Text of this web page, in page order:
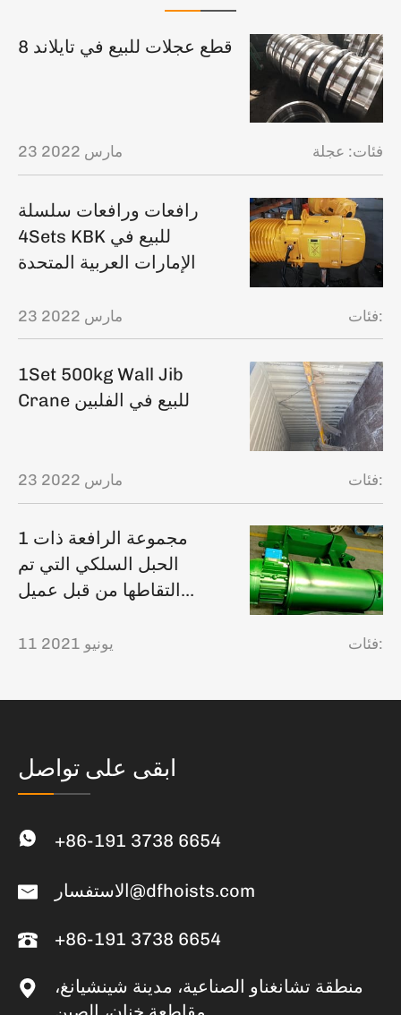
8 قطع عجلات للبيع في تايلاند
23 مارس 2022 فئات: عجلة
رافعات ورافعات سلسلة
4Sets KBK للبيع في
الإمارات العربية المتحدة
23 مارس 2022 فئات:
1Set 500kg Wall Jib
Crane للبيع في الفلبين
23 مارس 2022 فئات:
1 مجموعة الرافعة ذات
الحبل السلكي التي تم
التقاطها من قبل عميل
11 يونيو 2021 فئات:
ابقى على تواصل
+86-191 3738 6654
الاستفسار@dfhoists.com
+86-191 3738 6654
منطقة تشانغناو الصناعية، مدينة شينشيانغ،